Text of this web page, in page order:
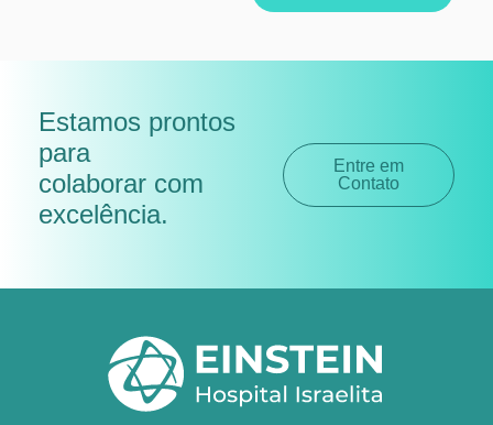
Estamos prontos
para
colaborar com
excelência.
Entre em
Contato